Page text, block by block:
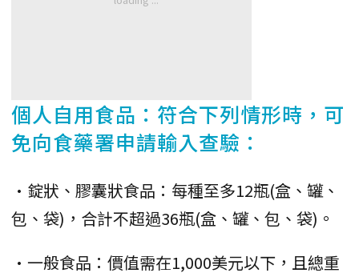
個人自用食品：符合下列情形時，可
免向食藥署申請輸入查驗：
•錠狀、膠囊狀食品：每種至多12瓶(盒、罐、
包、袋)，合計不超過36瓶(盒、罐、包、袋)。
•一般食品：價值需在1,000美元以下，且總重